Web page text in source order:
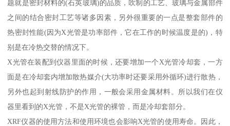
题就是密封材料的(石英玻璃)的品质，吹制的工艺、玻璃与金属部件
之间的结合密封工艺等诸多因素，另外很重要的一点是整套部件的
热密封性能(因为X光管是功率部件，它在工作的时候温度是的)，特
别是在冷热交替的情况下。
X光管在装配到仪器里面的时候，还要增加一个X光管冷却套，一方
面是在冷却套内增加散热媒介(大功率时还要采用外循环)进行散热，
另外也起到射线防护的作用，一般会采用金属材料。所以我们在仪
器里看到的X光管，不是X光管的裸管，而是冷却套部分。
XRF仪器的使用方法和使用环境也会影响X光管的使用寿命。因此，